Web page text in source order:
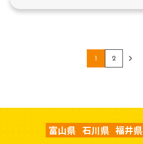
1 2
富山県 石川県 福井県